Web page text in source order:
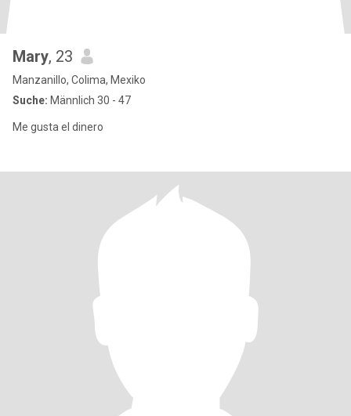
Mary, 23
Manzanillo, Colima, Mexiko
Suche: Männlich 30 - 47
Me gusta el dinero